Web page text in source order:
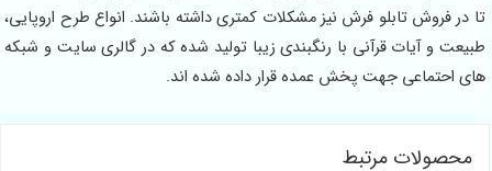
تا در فروش تابلو فرش نیز مشکلات کمتری داشته باشند. انواع طرح اروپایی،
طبیعت و آیات قرآنی با رنگبندی زیبا تولید شده که در گالری سایت و شبکه
های احتماعی جهت پخش عمده قرار داده شده اند.
محصولات مرتبط